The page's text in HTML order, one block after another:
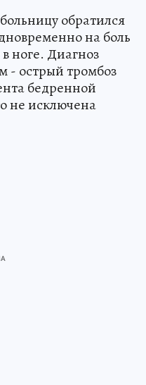
обратился
на боль
ноге. Диагноз
- острый тромбоз
бедренной
не исключена